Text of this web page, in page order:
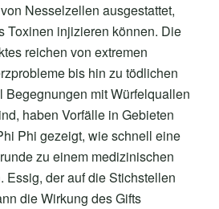
Nesselzellen ausgestattet,
Toxinen injizieren können. Die
reichen von extremen
bis hin zu tödlichen
Begegnungen mit Würfelquallen
haben Vorfälle in Gebieten
Phi gezeigt, wie schnell eine
zu einem medizinischen
Essig, der auf die Stichstellen
die Wirkung des Gifts